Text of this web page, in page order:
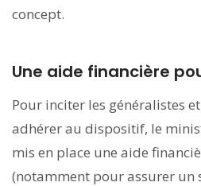
concept.
Une aide financière
Pour inciter les généralistes
adhérer au dispositif, le
mis en place une aide
(notamment pour assurer